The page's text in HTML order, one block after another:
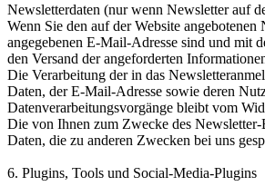
Newsletterdaten (nur wenn Newsletter auf
Wenn Sie den auf der Website
angegebenen E-Mail-Adresse sind und mit
den Versand der angeforderten
Die Verarbeitung der in das
Daten, der E-Mail-Adresse sowie deren
Datenverarbeitungsvorgänge bleibt vom
Die von Ihnen zum Zwecke des Newsletter-
Daten, die zu anderen Zwecken bei uns
6. Plugins, Tools und Social-Media-Plugins